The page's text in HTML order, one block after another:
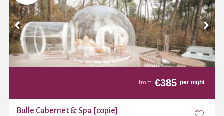
from €385 per night
Bulle Cabernet & Spa [copie]